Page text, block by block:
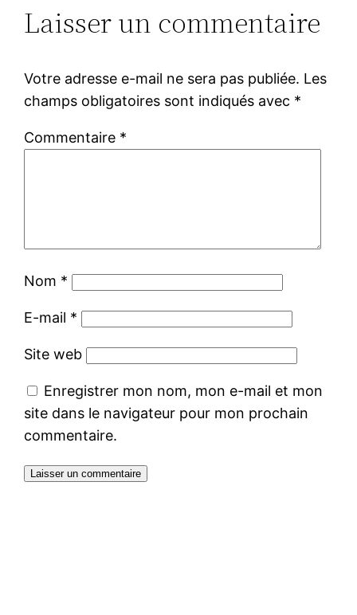
Laisser un commentaire
Votre adresse e-mail ne sera pas publiée. Les
champs obligatoires sont indiqués avec *
Commentaire *
Nom *
E-mail *
Site web
Enregistrer mon nom, mon e-mail et mon
site dans le navigateur pour mon prochain
commentaire.